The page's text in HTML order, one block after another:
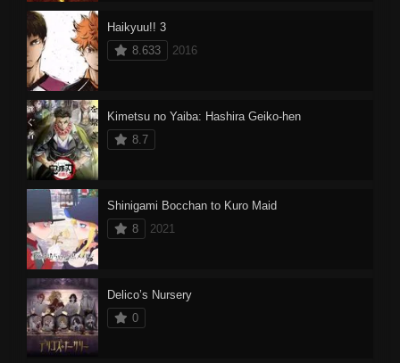
Haikyuu!! 3
8.633
2016
Kimetsu no Yaiba: Hashira Geiko-hen
8.7
Shinigami Bocchan to Kuro Maid
8
2021
Delico’s Nursery
0